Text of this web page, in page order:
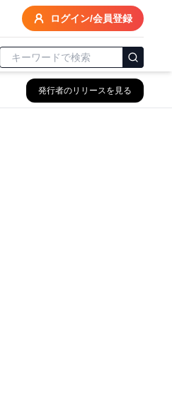
ログイン/会員登録
発行者のリリースを見る